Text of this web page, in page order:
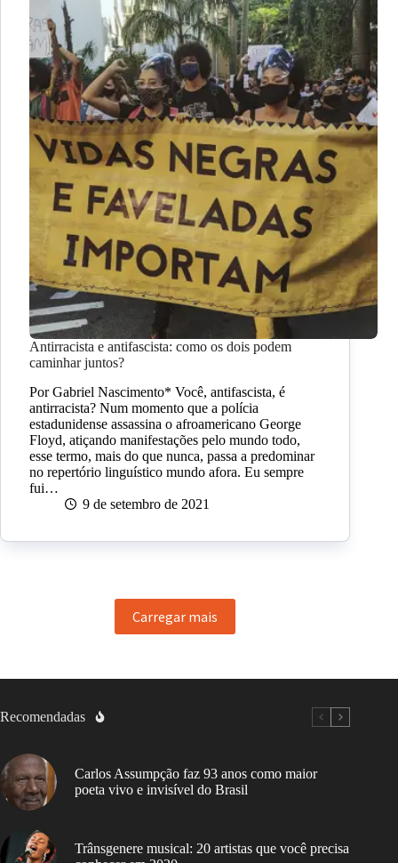
Antirracista e antifascista: como os dois podem
caminhar juntos?
Por Gabriel Nascimento* Você, antifascista, é
antirracista? Num momento que a polícia
estadunidense assassina o afroamericano George
Floyd, atiçando manifestações pelo mundo todo,
esse termo, mais do que nunca, passa a predominar
no repertório linguístico mundo afora. Eu sempre
fui…
9 de setembro de 2021
Carregar mais
Recomendadas
Carlos Assumpção faz 93 anos como maior
poeta vivo e invisível do Brasil
Trânsgenere musical: 20 artistas que você precisa